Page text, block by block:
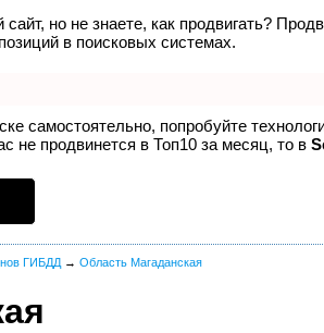
но не знаете, как продвигать?
в поисковых системах.
самостоятельно, попробуйте
не продвинется в Топ10 за месяц, то в
ГИБДД → Область Магаданская